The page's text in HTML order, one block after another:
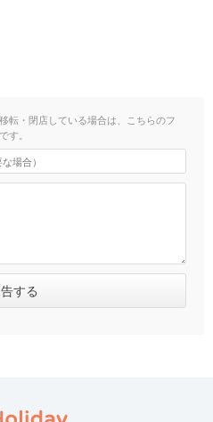
転・閉店している場合は、こちらのフ
す。